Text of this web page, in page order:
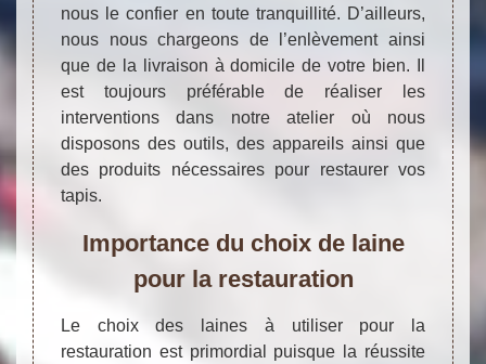
nous le confier en toute tranquillité. D’ailleurs,
nous nous chargeons de l’enlèvement ainsi
que de la livraison à domicile de votre bien. Il
est toujours préférable de réaliser les
interventions dans notre atelier où nous
disposons des outils, des appareils ainsi que
des produits nécessaires pour restaurer vos
tapis.
Importance du choix de laine
pour la restauration
Le choix des laines à utiliser pour la
restauration est primordial puisque la réussite